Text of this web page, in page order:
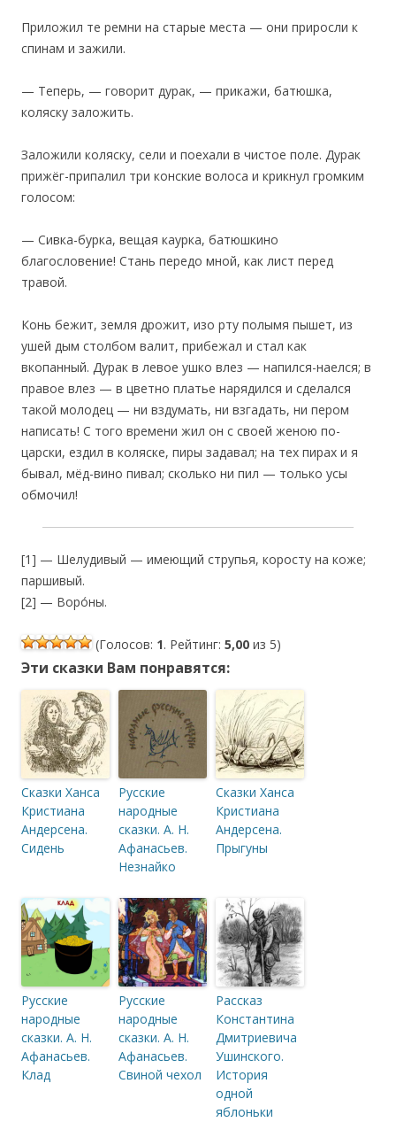
Приложил те ремни на старые места — они приросли к
спинам и зажили.
— Теперь, — говорит дурак, — прикажи, батюшка,
коляску заложить.
‎Заложили коляску, сели и поехали в чистое поле. Дурак
прижёг-припалил три конские волоса и крикнул громким
голосом:
— Сивка-бурка, вещая каурка, батюшкино
благословение! Стань передо мной, как лист перед
травой.
Конь бежит, земля дрожит, изо рту полымя пышет, из
ушей дым столбом валит, прибежал и стал как
вкопанный. Дурак в левое ушко влез — напился-наелся; в
правое влез — в цветно платье нарядился и сделался
такой молодец — ни вздумать, ни взгадать, ни пером
написать! С того времени жил он с своей женою по-
царски, ездил в коляске, пиры задавал; на тех пирах и я
бывал, мёд-вино пивал; сколько ни пил — только усы
обмочил!
[1] — Шелудивый — имеющий струпья, коросту на коже;
паршивый.
[2] — Воро́ны.
(Голосов: 1. Рейтинг: 5,00 из 5)
Эти сказки Вам понравятся:
Сказки Ханса
Кристиана
Андерсена.
Сидень
Русские
народные
сказки. А. Н.
Афанасьев.
Незнайко
Сказки Ханса
Кристиана
Андерсена.
Прыгуны
Русские
народные
сказки. А. Н.
Афанасьев.
Клад
Русские
народные
сказки. А. Н.
Афанасьев.
Свиной чехол
Рассказ
Константина
Дмитриевича
Ушинского.
История
одной
яблоньки